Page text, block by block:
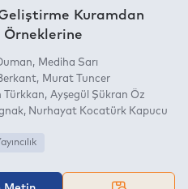
Kuramdan
Örneklerine
Mediha Sarı
Murat Tuncer
Türkkan
Ayşegül Şükran Öz
Nurhayat Kocatürk Kapucu